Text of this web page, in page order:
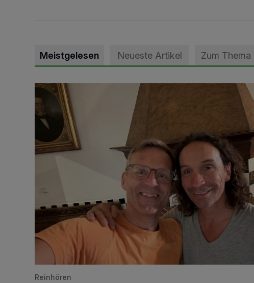
Meistgelesen Neueste Artikel Zum Thema
„Loss dir nix jefalle“ in 7 Tage 1 Song
Reinhören